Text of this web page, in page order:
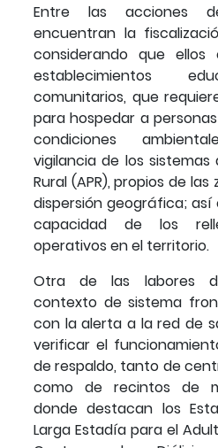
Entre las acciones
encuentran la
considerando que ellos
establecimientos
comunitarios, que
para hospedar a
condiciones
vigilancia de los sistemas
Rural (APR), propios de
dispersión geográfica;
capacidad de los
operativos en el territorio.
Otra de las labores
contexto de sistema
con la alerta a la red de
verificar el
de respaldo, tanto de
como de recintos de
donde destacan los
Larga Estadía para el